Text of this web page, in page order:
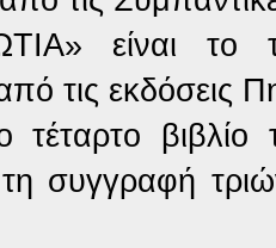
είναι το
τις εκδόσεις
τέταρτο
τη συγγραφή